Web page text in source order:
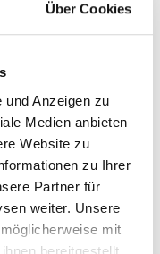
Über Cookies
und Anzeigen zu
Medien anbieten
Website zu
zu Ihrer
Partner für
weiter. Unsere
mit
bereitgestellt
g
Ziegenohren
geeignet.